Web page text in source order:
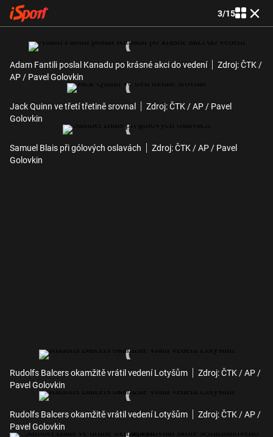
3/15
Adam Fantili poslal Kanadu po krásné akci do vedení
Zdroj: ČTK /
AP / Pavel Golovkin
Jack Quinn ve třetí třetině srovnal
Zdroj: ČTK / AP / Pavel
Golovkin
Samuel Blais při gólových oslavách
Zdroj: ČTK / AP / Pavel
Golovkin
Rudolfs Balcers okamžitě vrátil vedení Lotyšům
Zdroj: ČTK / AP /
Pavel Golovkin
Rudolfs Balcers okamžitě vrátil vedení Lotyšům
Zdroj: ČTK / AP /
Pavel Golovkin